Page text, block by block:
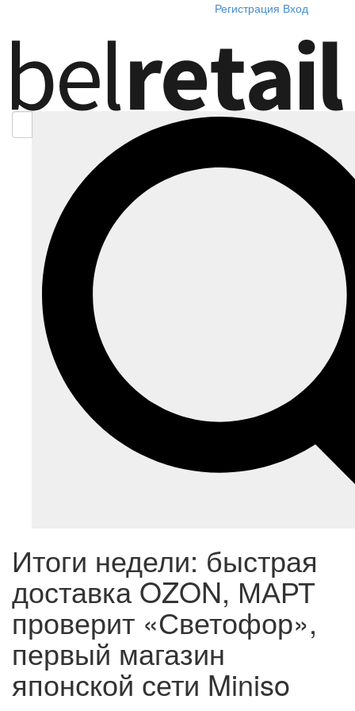
Регистрация Вход
Итоги недели: быстрая
доставка OZON, МАРТ
проверит «Светофор»,
первый магазин
японской сети Miniso